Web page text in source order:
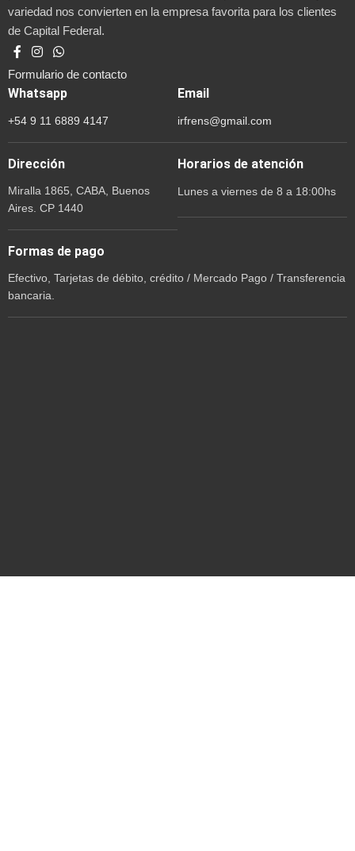
variedad nos convierten en la empresa favorita para los clientes
de Capital Federal.
Formulario de contacto
Whatsapp
+54 9 11 6889 4147
Email
irfrens@gmail.com
Dirección
Miralla 1865, CABA, Buenos
Aires. CP 1440
Horarios de atención
Lunes a viernes de 8 a 18:00hs
Formas de pago
Efectivo, Tarjetas de débito, crédito / Mercado Pago / Transferencia
bancaria.